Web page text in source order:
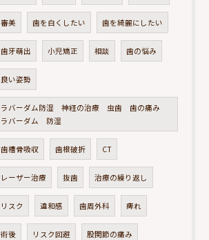
審美 歯を白くしたい 歯を綺麗にしたい
歯牙萌出 小児矯正 相談 歯の悩み
良い姿勢
ラバーダム防湿 神経の治療 虫歯 歯の痛み
ラバーダム 防湿
歯槽骨吸収 歯根破折 CT
レーザー治療 抜歯 治療の繰り返し
リスク 違和感 歯周外科 痺れ
術後 リスク回避 股関節の痛み